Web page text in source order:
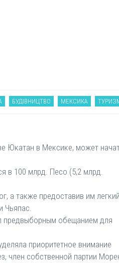
БУДІВНИЦТВО МЕКСИКА
Юкатан в Мексике, может
в 100 млрд. Песо (5,2 млрд.
а также предоставив им легкий
Чьяпас.
предвыборным обещанием для
приоритетное внимание
член собственной партии